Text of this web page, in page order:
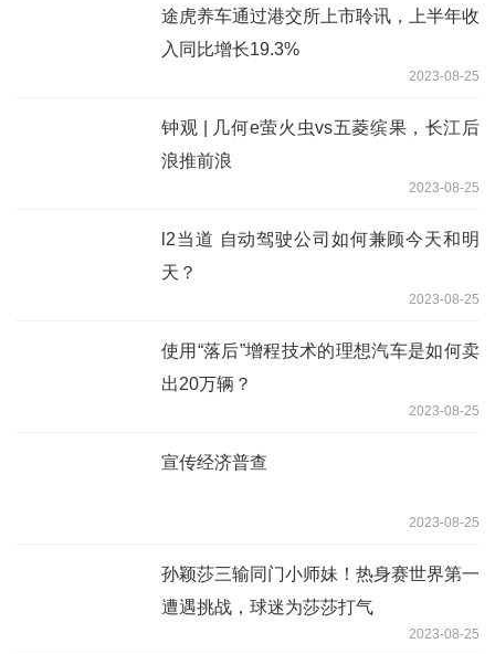
途虎养车通过港交所上市聆讯，上半年收
入同比增长19.3%
2023-08-25
钟观 | 几何e萤火虫vs五菱缤果，长江后
浪推前浪
2023-08-25
l2当道 自动驾驶公司如何兼顾今天和明
天？
2023-08-25
使用“落后”增程技术的理想汽车是如何卖
出20万辆？
2023-08-25
宣传经济普查
2023-08-25
孙颖莎三输同门小师妹！热身赛世界第一
遭遇挑战，球迷为莎莎打气
2023-08-25